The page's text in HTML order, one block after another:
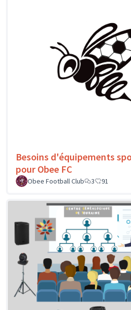
Besoins d'équipements
pour Obee FC
Obee Football Club
3 91